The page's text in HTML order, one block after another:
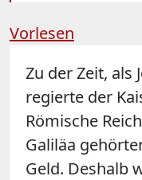
Vorlesen
Zu der Zeit, als
regierte der
Römische
Galiläa
Geld. Deshalb